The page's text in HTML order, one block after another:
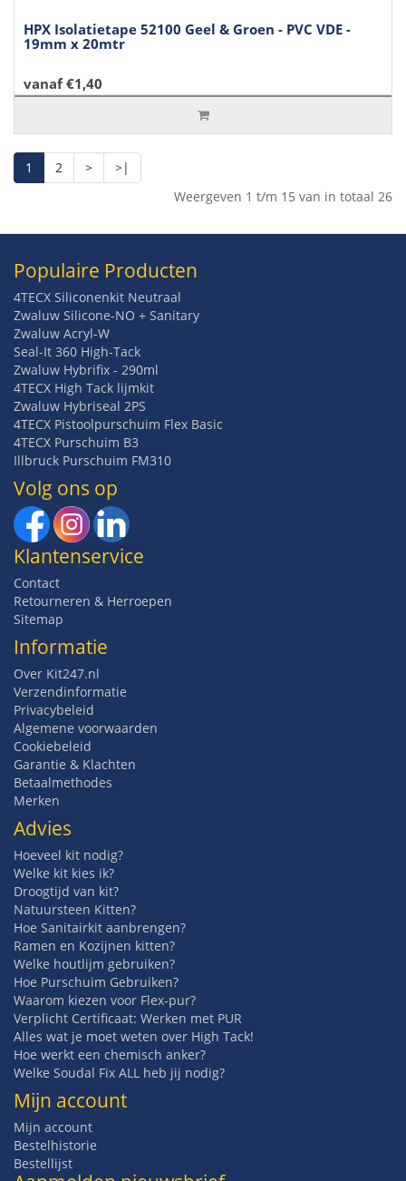
HPX Isolatietape 52100 Geel & Groen - PVC VDE -
19mm x 20mtr
vanaf €1,40
1 2 >
>|
Weergeven 1 t/m 15 van in totaal 26
Populaire Producten
4TECX Siliconenkit Neutraal
Zwaluw Silicone-NO + Sanitary
Zwaluw Acryl-W
Seal-It 360 High-Tack
Zwaluw Hybrifix - 290ml
4TECX High Tack lijmkit
Zwaluw Hybriseal 2PS
4TECX Pistoolpurschuim Flex Basic
4TECX Purschuim B3
Illbruck Purschuim FM310
Volg ons op
Klantenservice
Contact
Retourneren & Herroepen
Sitemap
Informatie
Over Kit247.nl
Verzendinformatie
Privacybeleid
Algemene voorwaarden
Cookiebeleid
Garantie & Klachten
Betaalmethodes
Merken
Advies
Hoeveel kit nodig?
Welke kit kies ik?
Droogtijd van kit?
Natuursteen Kitten?
Hoe Sanitairkit aanbrengen?
Ramen en Kozijnen kitten?
Welke houtlijm gebruiken?
Hoe Purschuim Gebruiken?
Waarom kiezen voor Flex-pur?
Verplicht Certificaat: Werken met PUR
Alles wat je moet weten over High Tack!
Hoe werkt een chemisch anker?
Welke Soudal Fix ALL heb jij nodig?
Mijn account
Mijn account
Bestelhistorie
Bestellijst